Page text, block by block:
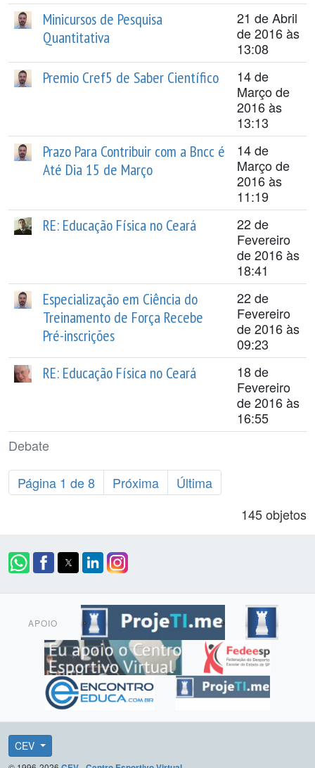
Debate
Minicursos de Pesquisa
Quantitativa
21 de Abril
de 2016 às
13:08
Premio Cref5 de Saber Científico
14 de
Março de
2016 às
13:13
Prazo Para Contribuir com a Bncc é
Até Dia 15 de Março
14 de
Março de
2016 às
11:19
RE: Educação Física no Ceará
22 de
Fevereiro
de 2016 às
18:41
Especialização em Ciência do
Treinamento de Força Recebe
Pré-inscrições
22 de
Fevereiro
de 2016 às
09:23
RE: Educação Física no Ceará
18 de
Fevereiro
de 2016 às
16:55
Página 1 de 8 Próxima
Última
145 objetos
APOIO
CEV